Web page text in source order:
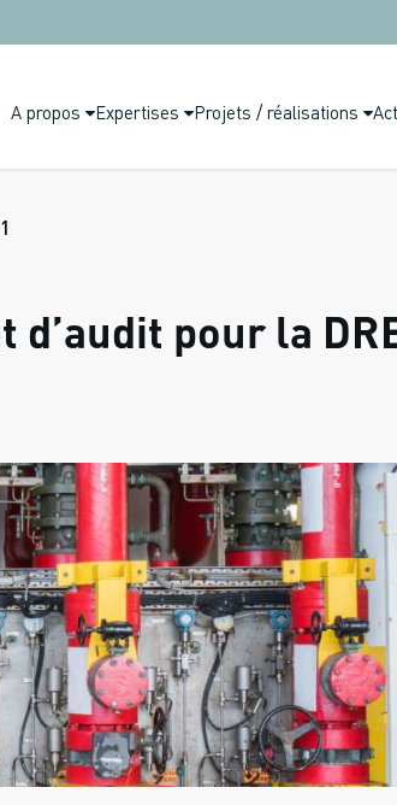
A propos Expertises Projets / réalisations
pour la